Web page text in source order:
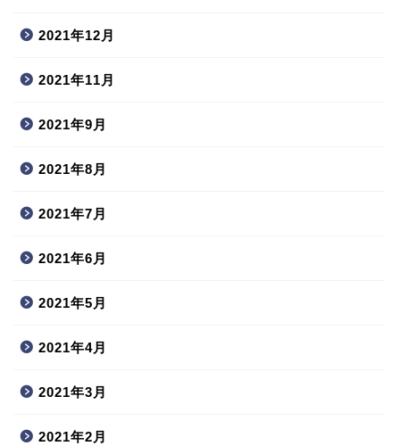
2021年12月
2021年11月
2021年9月
2021年8月
2021年7月
2021年6月
2021年5月
2021年4月
2021年3月
2021年2月